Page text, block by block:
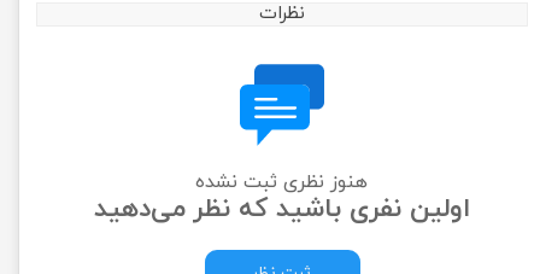
نظرات
هنوز نظری ثبت نشده
اولین نفری باشید که نظر می‌دهید